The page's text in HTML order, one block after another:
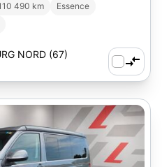
490 km
Essence
NORD (67)